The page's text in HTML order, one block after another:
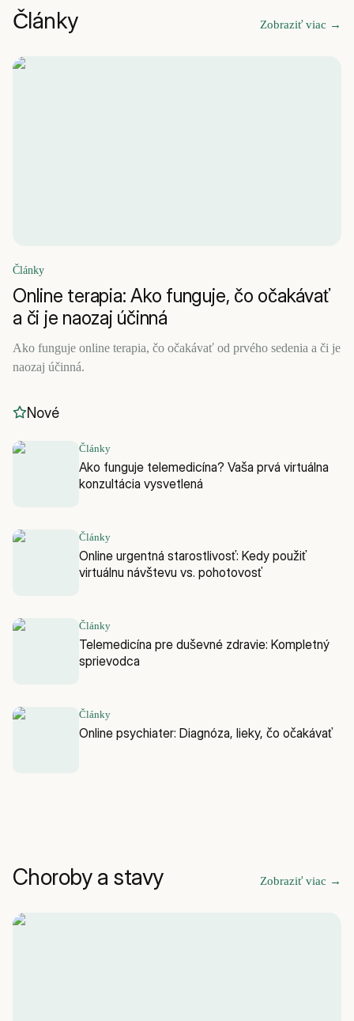
Články Zobraziť viac →
Články
Online terapia: Ako funguje, čo očakávať
a či je naozaj účinná
Ako funguje online terapia, čo očakávať od prvého sedenia a či je
naozaj účinná.
Nové
Články
Ako funguje telemedicína? Vaša prvá virtuálna
konzultácia vysvetlená
Články
Online urgentná starostlivosť: Kedy použiť
virtuálnu návštevu vs. pohotovosť
Články
Telemedicína pre duševné zdravie: Kompletný
sprievodca
Články
Online psychiater: Diagnóza, lieky, čo očakávať
Choroby a stavy Zobraziť viac →